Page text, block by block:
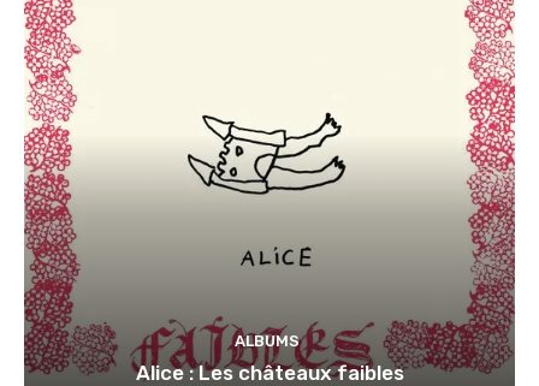
ALBUMS
Alice : Les châteaux faibles